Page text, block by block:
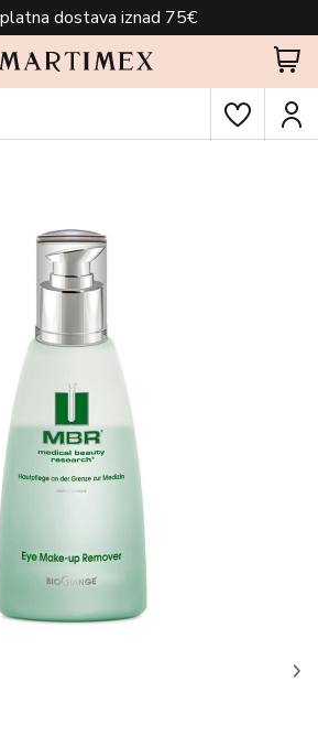
dostava iznad 75€